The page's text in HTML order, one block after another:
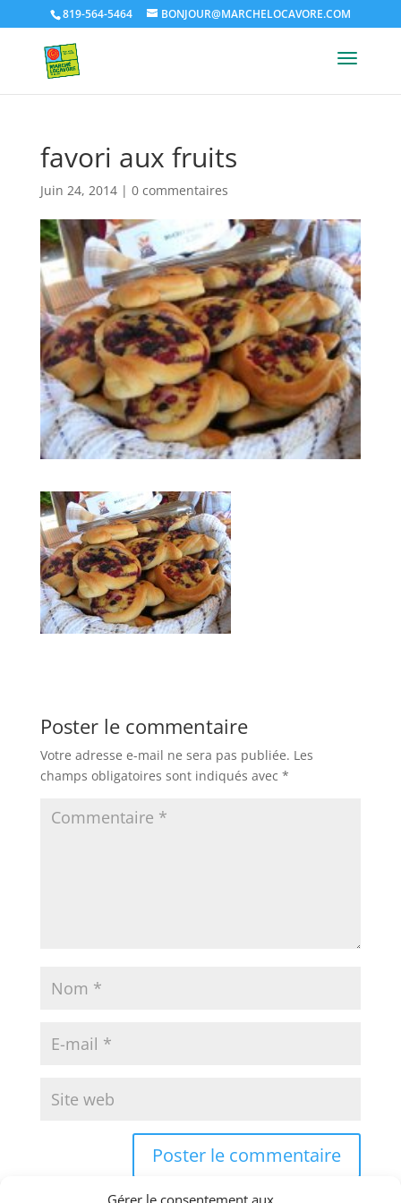
Gérer le consentement aux
819-564-5464 BONJOUR@MARCHELOCAVORE.COM
favori aux fruits
Juin 24, 2014| 0 commentaires
Poster le commentaire
Votre adresse e-mail ne sera pas publiée. Les
champs obligatoires sont indiqués avec *